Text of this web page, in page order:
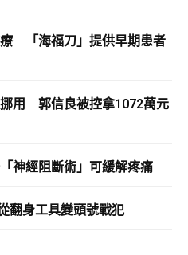
「海福刀」提供早期患者
用 郭信良被控拿1072萬元
神經阻斷術」可緩解疼痛
翻身工具變頭號戰犯